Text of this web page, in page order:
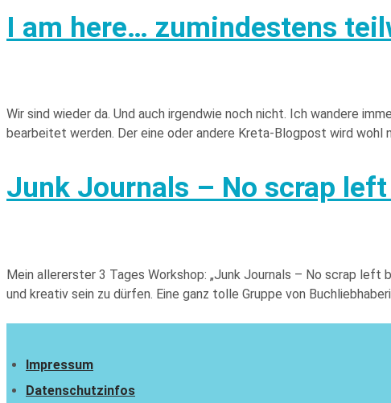
I am here… zumindestens
Wir sind wieder da. Und auch irgendwie noch nicht. Ich wandere
bearbeitet werden. Der eine oder andere Kreta-Blogpost wird
Junk Journals – No scrap
Mein allererster 3 Tages Workshop: „Junk Journals – No scrap left
und kreativ sein zu dürfen. Eine ganz tolle Gruppe von
Impressum
Datenschutzinfos